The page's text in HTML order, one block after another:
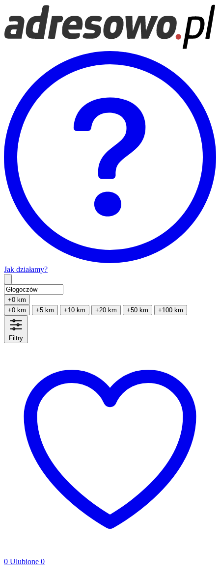
Jak działamy?
+0 km
+0 km
+5 km +10 km +20 km +50 km +100 km
Filtry
0 Ulubione 0